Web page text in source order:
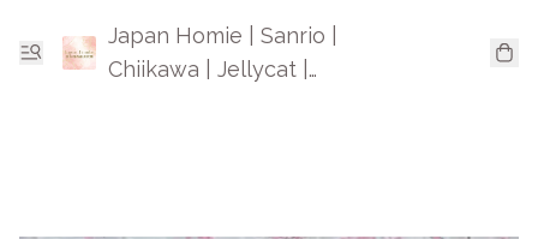
Japan Homie | Sanrio |
Chiikawa | Jellycat |